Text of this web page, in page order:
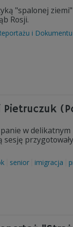
"spalonej
Rosji.
i Dokumentu
w
senior imigracja